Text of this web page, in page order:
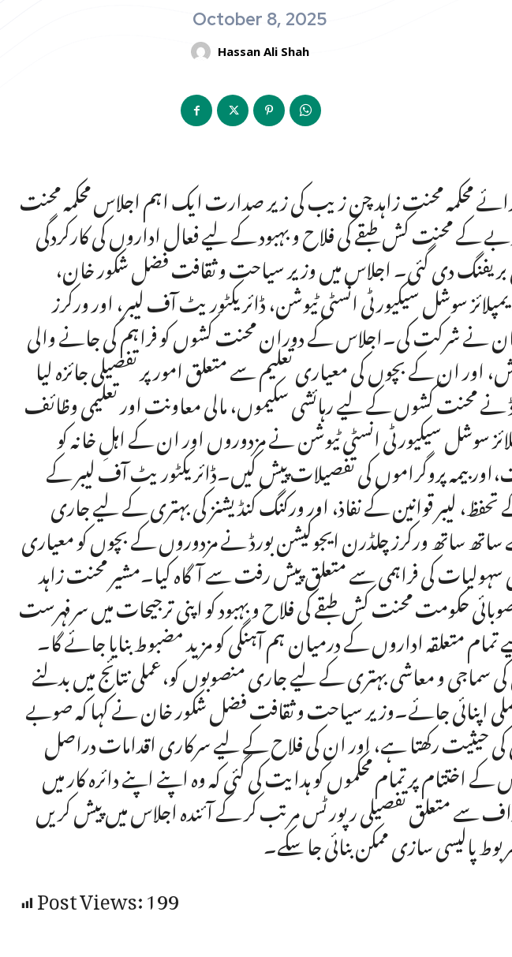
October 8, 2025
Hassan Ali Shah
برائے محکمہ محنت زاہد چن زیب کی زیر صدارت ایک اہم اجلاس محکمہ محنت
محنت کش طبقے کی فلاح و بہبود کے لیے فعال اداروں کی کارکردگی
بریفنگ دی گئی۔ اجلاس میں وزیر سیاحت و ثقافت فضل شکور خان،
ایمپلائز سوشل سیکیورٹی انسٹی ٹیوشن، ڈائریکٹوریٹ آف لیبر، اور ورکرز
نے شرکت کی۔اجلاس کے دوران محنت کشوں کو فراہم کی جانے والی
اور ان کے بچوں کی معیاری تعلیم سے متعلق امور پر تفصیلی جائزہ لیا
نے محنت کشوں کے لیے رہائشی سکیموں، مالی معاونت اور تعلیمی وظائف
سوشل سیکیورٹی انسٹی ٹیوشن نے مزدوروں اور ان کے اہلِ خانہ کو
بیمہ پروگراموں کی تفصیلات پیش کیں۔ڈائریکٹوریٹ آف لیبر کے
لیبر قوانین کے نفاذ، اور ورکنگ کنڈیشنز کی بہتری کے لیے جاری
ساتھ ورکرز چلڈرن ایجوکیشن بورڈ نے مزدوروں کے بچوں کو معیاری
سہولیات کی فراہمی سے متعلق پیش رفت سے آگاہ کیا۔مشیر محنت زاہد
حکومت محنت کش طبقے کی فلاح و بہبود کو اپنی ترجیحات میں سرفہرست
متعلقہ اداروں کے درمیان ہم آہنگی کو مزید مضبوط بنایا جائے گا۔
سماجی و معاشی بہتری کے لیے جاری منصوبوں کو،عملی نتائج میں بدلنے
اپنائی جائے۔وزیر سیاحت و ثقافت فضل شکور خان نے کہا کہ صوبے
کی حیثیت رکھتا ہے، اور ان کی فلاح کے لیے سرکاری اقدامات دراصل
اختتام پر تمام محکموں کو ہدایت کی گئی کہ وہ اپنے اپنے دائرہ کار میں
سے متعلق تفصیلی رپورٹس مرتب کر کے آئندہ اجلاس میں پیش کریں
پالیسی سازی ممکن بنائی جا سکے۔
Post Views:199